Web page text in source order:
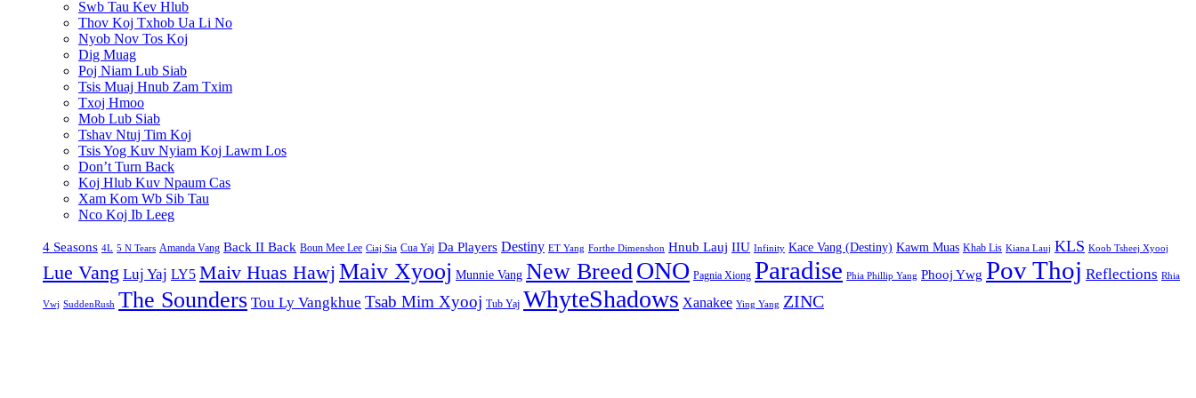
Swb Tau Kev Hlub
Thov Koj Txhob Ua Li No
Nyob Nov Tos Koj
Dig Muag
Poj Niam Lub Siab
Tsis Muaj Hnub Zam Txim
Txoj Hmoo
Mob Lub Siab
Tshav Ntuj Tim Koj
Tsis Yog Kuv Nyiam Koj Lawm Los
Don’t Turn Back
Koj Hlub Kuv Npaum Cas
Xam Kom Wb Sib Tau
Nco Koj Ib Leeg
4 Seasons 4L 5 N Tears Amanda Vang Back II Back Boun Mee Lee Ciaj Sia Cua Yaj Da Players Destiny ET Yang Forthe Dimenshon Hnub Lauj IIU Infinity Kace Vang (Destiny) Kawm Muas Khab Lis Kiana Lauj KLS Koob Tsheej Xyooj
Lue Vang Luj Yaj LY5 Maiv Huas Hawj Maiv Xyooj Munnie Vang New BreedONO Pagnia Xiong Paradise Phia Phillip Yang Phooj Ywg Pov Thoj Reflections Rhia
Vwj SuddenRush The Sounders Tou Ly Vangkhue Tsab Mim Xyooj Tub Yaj WhyteShadows Xanakee Ying Yang ZINC